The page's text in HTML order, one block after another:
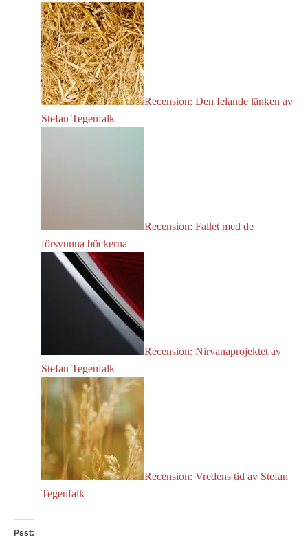
Recension: Den felande länken av
Stefan Tegenfalk
Recension: Fallet med de
försvunna böckerna
Recension: Nirvanaprojektet av
Stefan Tegenfalk
Recension: Vredens tid av Stefan
Tegenfalk
Psst: